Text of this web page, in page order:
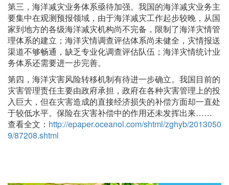
第三，海洋减灾业务体系亟待加强。我国的海洋减灾业务主
要集中在观测预报领域，由于海洋减灾工作起步较晚，从国
家到地方的各级海洋减灾机构尚不完备，限制了海洋灾情管
理体系的建立；海洋灾情调查评估体系尚未健全，灾情报送
渠道不够畅通，缺乏专业化调查评估队伍；海洋灾情统计业
务体系还需要进一步完善。
第四，海洋灾害风险转移机制有待进一步确立。我国目前的
灾害管理责任主要由政府承担，政府在各种灾害管理上的投
入巨大，但在灾害造成的直接经济损失的补偿方面却一直处
于较低水平。保险在灾害补偿中的作用还未发挥出来……
查看全文： http://epaper.oceanol.com/shtml/zghyb/2013050
9/87208.shtml